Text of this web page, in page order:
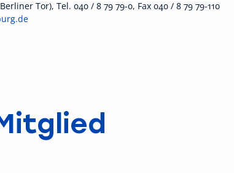
Tor), Tel. 040 / 8 79 79-0, Fax 040 / 8 79 79-110